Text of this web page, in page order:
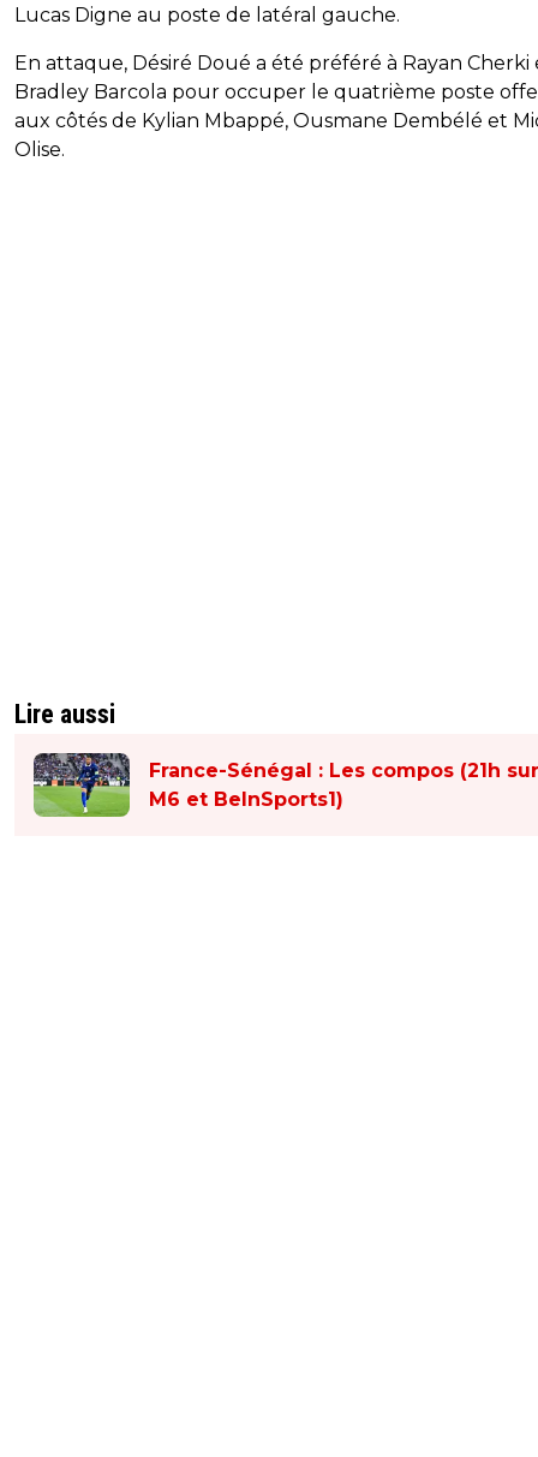
Lucas Digne au poste de latéral gauche.
En attaque, Désiré Doué a été préféré à Rayan Cherki
Bradley Barcola pour occuper le quatrième poste
aux côtés de Kylian Mbappé, Ousmane Dembélé et
Olise.
Lire aussi
France-Sénégal : Les compos (21h sur
M6 et BeInSports1)